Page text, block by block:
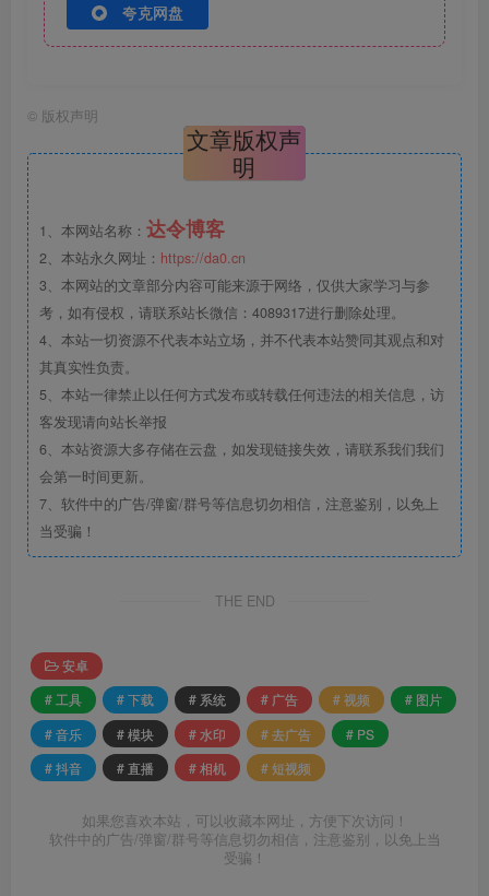
夸克网盘
© 版权声明
文章版权声
明
1、本网站名称： 达令博客
2、本站永久网址： https://da0.cn
3、本网站的文章部分内容可能来源于网络，仅供大家学习与参
考，如有侵权，请联系站长微信：4089317进行删除处理。
4、本站一切资源不代表本站立场，并不代表本站赞同其观点和对
其真实性负责。
5、本站一律禁止以任何方式发布或转载任何违法的相关信息，访
客发现请向站长举报
6、本站资源大多存储在云盘，如发现链接失效，请联系我们我们
会第一时间更新。
7、软件中的广告/弹窗/群号等信息切勿相信，注意鉴别，以免上
当受骗！
THE END
安卓
# 工具
# 下载 # 系统 # 广告 # 视频
# 图片
# 音乐
# 模块 # 水印 # 去广告
# PS
# 抖音
# 直播 # 相机 # 短视频
如果您喜欢本站，可以收藏本网址，方便下次访问！
软件中的广告/弹窗/群号等信息切勿相信，注意鉴别，以免上当
受骗！